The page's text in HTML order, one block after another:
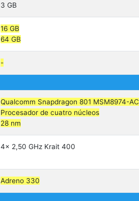
3 GB
16 GB
64 GB
-
Qualcomm Snapdragon 801 MSM8974-AC
Procesador de cuatro núcleos
28 nm
4x 2,50 GHz Krait 400
Adreno 330